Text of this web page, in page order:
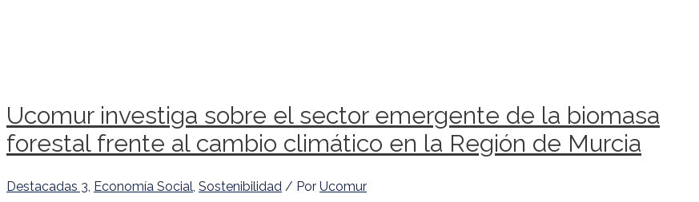
Ucomur investiga sobre el sector emergente de la biomasa
forestal frente al cambio climático en la Región de Murcia
Destacadas 3, Economía Social, Sostenibilidad / Por Ucomur